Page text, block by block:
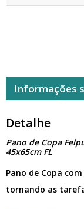
Informações
Detalhe
Pano de Copa
45x65cm FL
Pano de Copa
tornando as